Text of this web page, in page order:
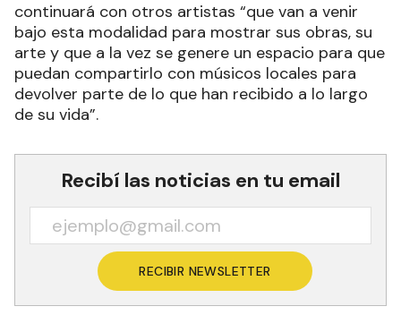
continuará con otros artistas “que van a venir
bajo esta modalidad para mostrar sus obras, su
arte y que a la vez se genere un espacio para que
puedan compartirlo con músicos locales para
devolver parte de lo que han recibido a lo largo
de su vida”.
Recibí las noticias en tu email
RECIBIR NEWSLETTER